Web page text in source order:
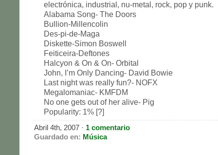
electrónica, industrial, nu-metal, rock, pop y punk.
Alabama Song- The Doors
Bullion-Millencolin
Des-pi-de-Maga
Diskette-Simon Boswell
Feiticeira-Deftones
Halcyon & On & On- Orbital
John, I’m Only Dancing- David Bowie
Last night was really fun?- NOFX
Megalomaniac- KMFDM
No one gets out of her alive- Pig
Popularity: 1% [?]
Abril 4th, 2007 · 1 comentario
Guardado en: Música